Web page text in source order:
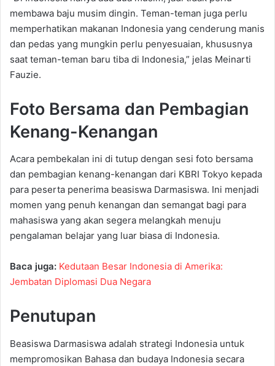
membawa baju musim dingin. Teman-teman juga perlu
memperhatikan makanan Indonesia yang cenderung manis
dan pedas yang mungkin perlu penyesuaian, khususnya
saat teman-teman baru tiba di Indonesia,” jelas Meinarti
Fauzie.
Foto Bersama dan Pembagian
Kenang-Kenangan
Acara pembekalan ini di tutup dengan sesi foto bersama
dan pembagian kenang-kenangan dari KBRI Tokyo kepada
para peserta penerima beasiswa Darmasiswa. Ini menjadi
momen yang penuh kenangan dan semangat bagi para
mahasiswa yang akan segera melangkah menuju
pengalaman belajar yang luar biasa di Indonesia.
Baca juga: Kedutaan Besar Indonesia di Amerika:
Jembatan Diplomasi Dua Negara
Penutupan
Beasiswa Darmasiswa adalah strategi Indonesia untuk
mempromosikan Bahasa dan budaya Indonesia secara